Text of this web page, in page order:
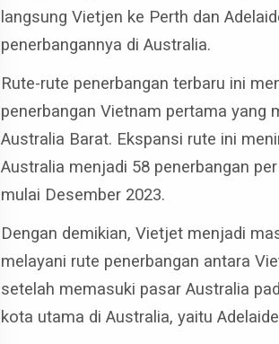
langsung Vietjen ke Perth dan
penerbangannya di Australia.
Rute-rute penerbangan terbaru ini
penerbangan Vietnam pertama yang
Australia Barat. Ekspansi rute ini
Australia menjadi 58 penerbangan
mulai Desember 2023.
Dengan demikian, Vietjet menjadi
melayani rute penerbangan antara
setelah memasuki pasar Australia
kota utama di Australia, yaitu